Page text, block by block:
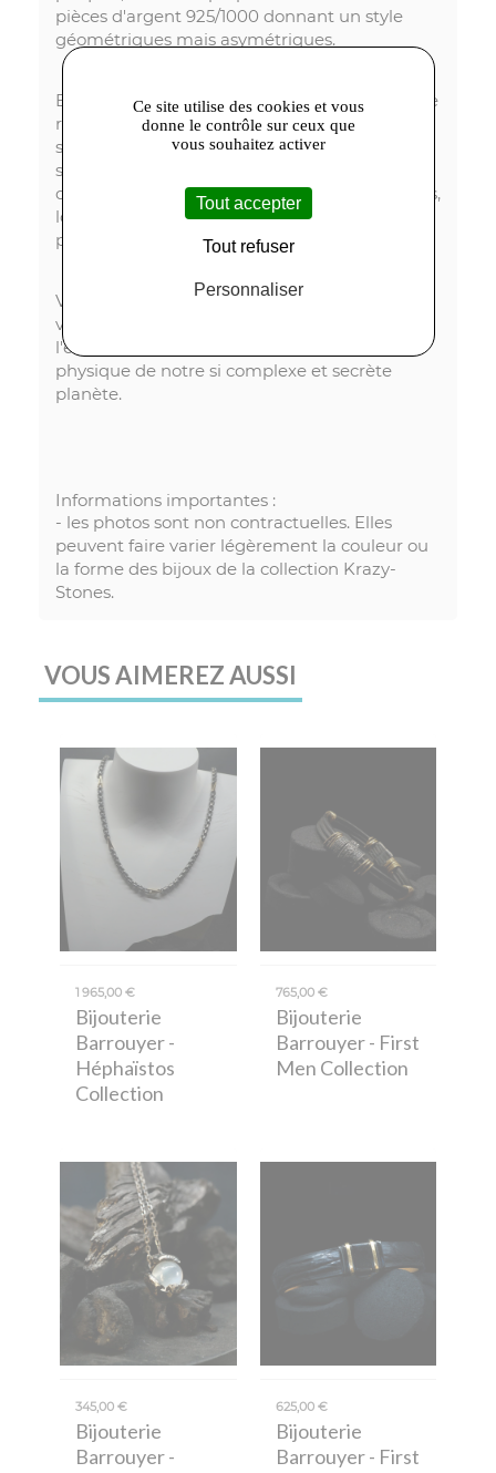
pièces d'argent 925/1000 donnant un style
géométriques mais asymétriques.
Enfin pour d'autres pièces, toutes uniques je le
rappelle, l'on trouve un référence à la
spéléologie, plus spécifiquement aux
stalactites et stalagmites, naissant et évoluant
dans les grottes. Leurs formes sont irrégulières,
longilignes, et parfois elles semblent se réunir
pour former des colonnes.
Vous l'avez compris Geologic Collection,
voyage visuel, style brut, très marqué où
l'esthétique des bijoux souligne l'histoire
physique de notre si complexe et secrète
planète.
Informations importantes :
- les photos sont non contractuelles. Elles
peuvent faire varier légèrement la couleur ou
la forme des bijoux de la collection Krazy-
Stones.
VOUS AIMEREZ AUSSI
1 965,00 €
Bijouterie
Barrouyer-
Héphaïstos
Collection
765,00 €
Bijouterie
Barrouyer- First
Men Collection
345,00 €
Bijouterie
Barrouyer-
625,00 €
Bijouterie
Barrouyer- First
Ce site utilise des cookies et vous
donne le contrôle sur ceux que
vous souhaitez activer
Tout accepter
Tout refuser
Personnaliser